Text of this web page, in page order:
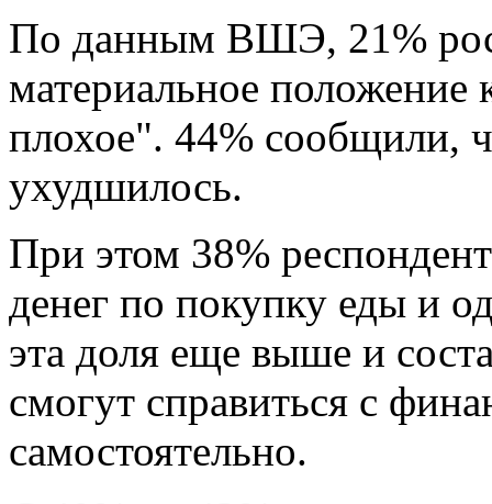
По данным ВШЭ, 21%
материальное положение
плохое". 44% сообщили,
ухудшилось.
При этом 38%
денег по покупку еды и
эта доля еще выше и
смогут справиться с
самостоятельно.